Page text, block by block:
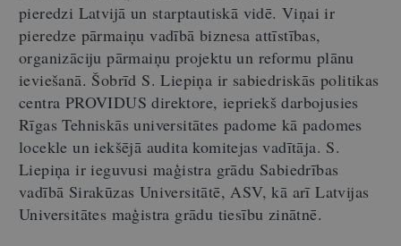
pieredzi Latvijā un starptautiskā vidē. Viņai ir
pieredze pārmaiņu vadībā biznesa attīstības,
organizāciju pārmaiņu projektu un reformu plānu
ieviešanā. Šobrīd S. Liepiņa ir sabiedriskās politikas
centra PROVIDUS direktore, iepriekš darbojusies
Rīgas Tehniskās universitātes padome kā padomes
locekle un iekšējā audita komitejas vadītāja. S.
Liepiņa ir ieguvusi maģistra grādu Sabiedrības
vadībā Sirakūzas Universitātē, ASV, kā arī Latvijas
Universitātes maģistra grādu tiesību zinātnē.